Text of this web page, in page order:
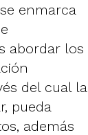
enmarca
abordar los
del cual la
pueda
además